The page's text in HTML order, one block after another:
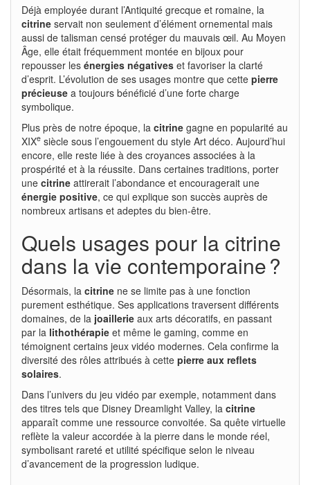
Déjà employée durant l’Antiquité grecque et romaine, la
citrine servait non seulement d’élément ornemental mais
aussi de talisman censé protéger du mauvais œil. Au Moyen
Âge, elle était fréquemment montée en bijoux pour
repousser les énergies négatives et favoriser la clarté
d’esprit. L’évolution de ses usages montre que cette pierre
précieuse a toujours bénéficié d’une forte charge
symbolique.
Plus près de notre époque, la citrine gagne en popularité au
XIXe siècle sous l’engouement du style Art déco. Aujourd’hui
encore, elle reste liée à des croyances associées à la
prospérité et à la réussite. Dans certaines traditions, porter
une citrine attirerait l’abondance et encouragerait une
énergie positive, ce qui explique son succès auprès de
nombreux artisans et adeptes du bien-être.
Quels usages pour la citrine
dans la vie contemporaine ?
Désormais, la citrine ne se limite pas à une fonction
purement esthétique. Ses applications traversent différents
domaines, de la joaillerie aux arts décoratifs, en passant
par la lithothérapie et même le gaming, comme en
témoignent certains jeux vidéo modernes. Cela confirme la
diversité des rôles attribués à cette pierre aux reflets
solaires.
Dans l’univers du jeu vidéo par exemple, notamment dans
des titres tels que Disney Dreamlight Valley, la citrine
apparaît comme une ressource convoitée. Sa quête virtuelle
reflète la valeur accordée à la pierre dans le monde réel,
symbolisant rareté et utilité spécifique selon le niveau
d’avancement de la progression ludique.